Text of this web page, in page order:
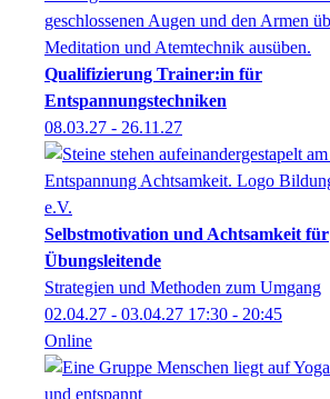
Qualifizierung Trainer:in für
Entspannungstechniken
08.03.27 - 26.11.27
Selbstmotivation und Achtsamkeit für
Übungsleitende
Strategien und Methoden zum Umgang
02.04.27 - 03.04.27 17:30 - 20:45
Online